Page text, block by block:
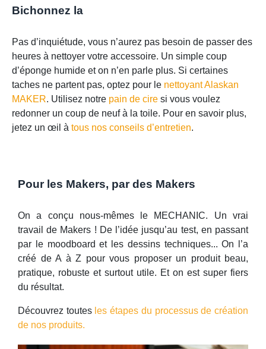
Bichonnez la
Pas d’inquiétude, vous n’aurez pas besoin de passer des
heures à nettoyer votre accessoire. Un simple coup
d’éponge humide et on n’en parle plus. Si certaines
taches ne partent pas, optez pour le nettoyant Alaskan
MAKER. Utilisez notre pain de cire si vous voulez
redonner un coup de neuf à la toile. Pour en savoir plus,
jetez un œil à tous nos conseils d’entretien.
Pour les Makers, par des Makers
On a conçu nous-mêmes le MECHANIC. Un vrai
travail de Makers ! De l’idée jusqu’au test, en passant
par le moodboard et les dessins techniques... On l’a
créé de A à Z pour vous proposer un produit beau,
pratique, robuste et surtout utile. Et on est super fiers
du résultat.
Découvrez toutes les étapes du processus de création
de nos produits.